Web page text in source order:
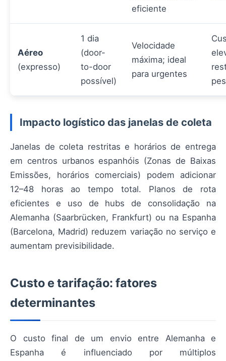
eficiente
Aéreo
(expresso)
1 dia
(door-
to-door
possível)
Velocidade
máxima; ideal
para urgentes
Impacto logístico das janelas de coleta
Janelas de coleta restritas e horários de entrega
em centros urbanos espanhóis (Zonas de Baixas
Emissões, horários comerciais) podem adicionar
12–48 horas ao tempo total. Planos de rota
eficientes e uso de hubs de consolidação na
Alemanha (Saarbrücken, Frankfurt) ou na Espanha
(Barcelona, Madrid) reduzem variação no serviço e
aumentam previsibilidade.
Custo e tarifação: fatores
determinantes
O custo final de um envio entre Alemanha e
Espanha é influenciado por múltiplos